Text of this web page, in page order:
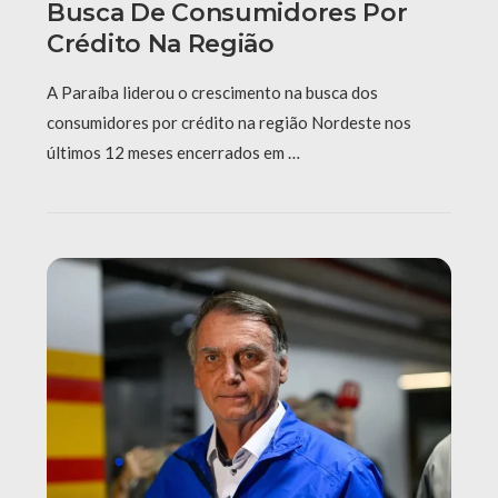
Busca De Consumidores Por
Crédito Na Região
A Paraíba liderou o crescimento na busca dos
consumidores por crédito na região Nordeste nos
últimos 12 meses encerrados em …